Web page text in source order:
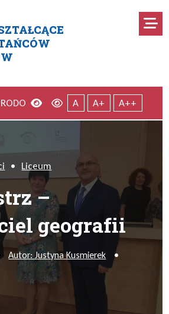
– Nauczyciel
RODO Wersja kontrastowa
Wersja domyślna
A A+ A++
• Liceum
–
geografii
Autor: Justyna Kusmierek •
się na FB